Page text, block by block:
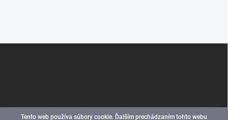
Tento web používa súbory cookie. Ďalším prechádzaním tohto webu
i